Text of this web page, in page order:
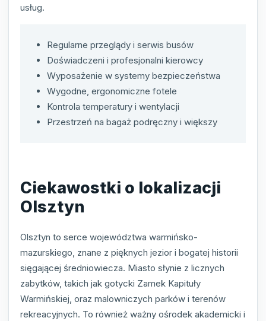
usług.
Regularne przeglądy i serwis busów
Doświadczeni i profesjonalni kierowcy
Wyposażenie w systemy bezpieczeństwa
Wygodne, ergonomiczne fotele
Kontrola temperatury i wentylacji
Przestrzeń na bagaż podręczny i większy
Ciekawostki o lokalizacji
Olsztyn
Olsztyn to serce województwa warmińsko-
mazurskiego, znane z pięknych jezior i bogatej historii
sięgającej średniowiecza. Miasto słynie z licznych
zabytków, takich jak gotycki Zamek Kapituły
Warmińskiej, oraz malowniczych parków i terenów
rekreacyjnych. To również ważny ośrodek akademicki i